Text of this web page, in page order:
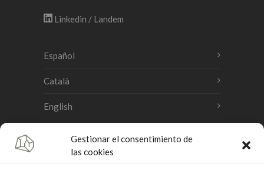
Gestionar el consentimiento de
las cookies
Linkedin / Landem
Español
Català
English
Accesibilidad